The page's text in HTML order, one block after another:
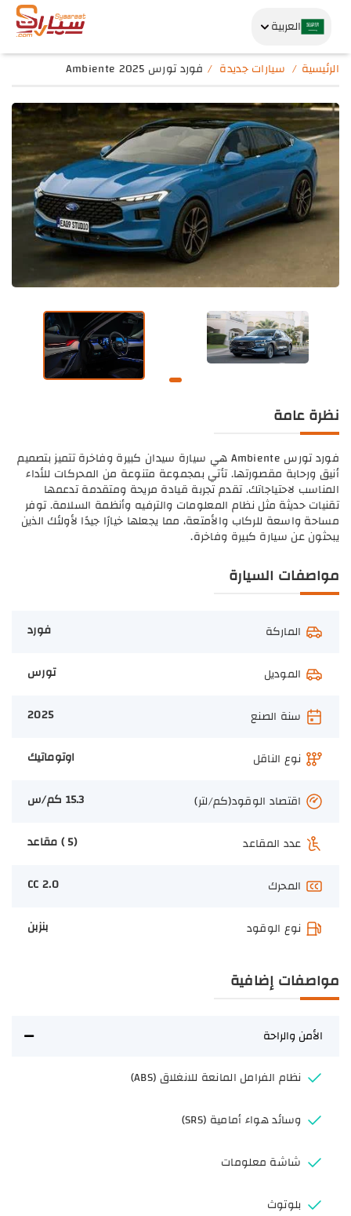
العربية
الرئيسية سيارات جديدة فورد تورس Ambiente 2025
نظرة عامة
فورد تورس Ambiente هي سيارة سيدان كبيرة وفاخرة تتميز بتصميم
أنيق ورحابة مقصورتها. تأتي بمجموعة متنوعة من المحركات للأداء
المناسب لاحتياجاتك. تقدم تجربة قيادة مريحة ومتقدمة تدعمها
تقنيات حديثة مثل نظام المعلومات والترفيه وأنظمة السلامة. توفر
مساحة واسعة للركاب والأمتعة، مما يجعلها خيارًا جيدًا لأولئك الذين
يبحثون عن سيارة كبيرة وفاخرة.
مواصفات السيارة
الماركة فورد
الموديل تورس
سنة الصنع 2025
نوع الناقل اوتوماتيك
اقتصاد الوقود(كم/لتر) 15.3 كم/س
عدد المقاعد (5 ) مقاعد
المحرك 2.0 CC
نوع الوقود بنزبن
مواصفات إضافية
الأمن والراحة
نظام الفرامل المانعة للانغلاق (ABS)
وسائد هواء أمامية (SRS)
شاشة معلومات
بلوتوث